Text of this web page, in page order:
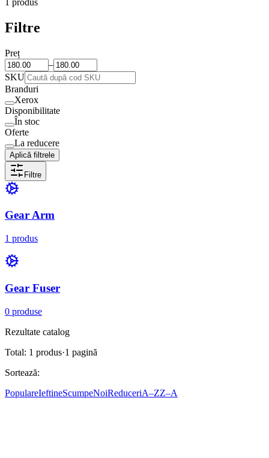
Filtre
Preț
–
SKU
Branduri
Xerox
Disponibilitate
În stoc
Oferte
La reducere
Aplică filtrele
Filtre
Gear Arm
1 produs
Gear Fuser
0 produse
Rezultate catalog
Total: 1 produs·1 pagină
Sortează:
PopulareIeftineScumpeNoiReduceriA–ZZ–A